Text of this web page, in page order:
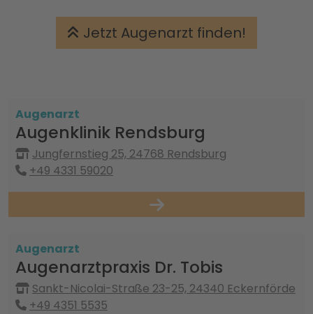
Jetzt Augenarzt finden!
Augenarzt
Augenklinik Rendsburg
Jungfernstieg 25, 24768 Rendsburg
+49 4331 59020
Augenarzt
Augenarztpraxis Dr. Tobis
Sankt-Nicolai-Straße 23-25, 24340 Eckernförde
+49 4351 5535